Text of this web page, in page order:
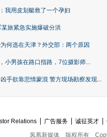
我用皮划艇救了一个孕妇
旅紧急实施爆破分洪
何选在天津？外交部：两个原因
小男孩在路口指路，7位摄影师...
手欲靠悲情蒙混 警方现场勘察发现...
Relations 广告服务 诚征英才
凤凰新媒体
版权所有